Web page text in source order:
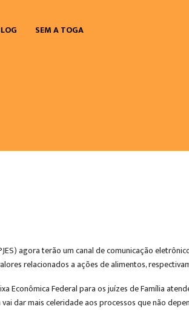
SEM A TOGA
agora terão um canal de comunicação
relacionados a ações de alimentos,
Econômica Federal para os juízes de Família
dar mais celeridade aos processos que não